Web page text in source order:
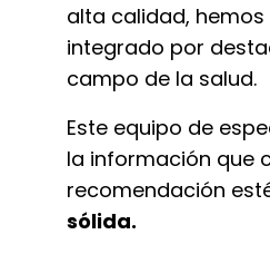
alta calidad,
integrado por
campo de la salud.
Este equipo de
la información que
recomendación
sólida.